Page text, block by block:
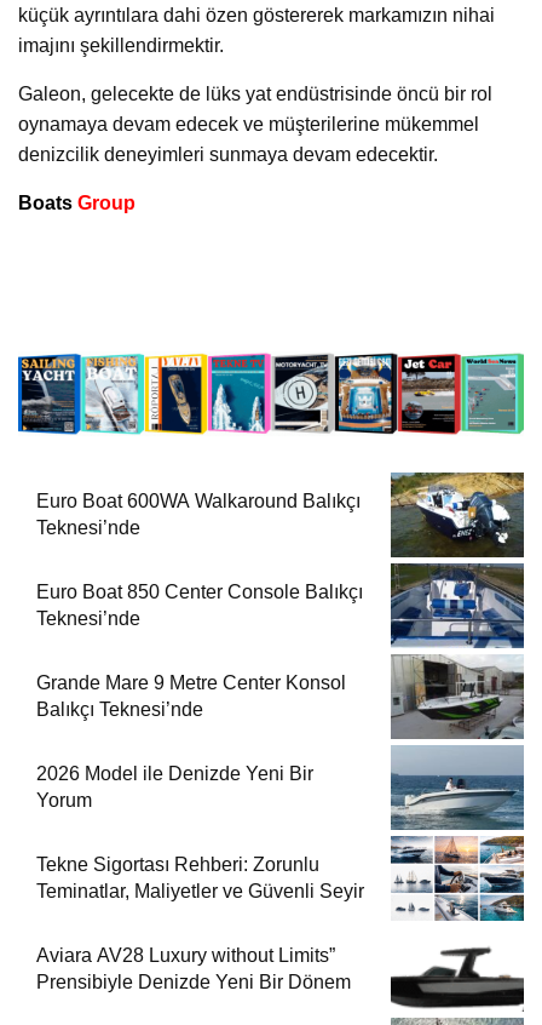
küçük ayrıntılara dahi özen göstererek markamızın nihai
imajını şekillendirmektir.
Galeon, gelecekte de lüks yat endüstrisinde öncü bir rol
oynamaya devam edecek ve müşterilerine mükemmel
denizcilik deneyimleri sunmaya devam edecektir.
Boats Group
Euro Boat 600WA Walkaround Balıkçı
Teknesi’nde
Euro Boat 850 Center Console Balıkçı
Teknesi’nde
Grande Mare 9 Metre Center Konsol
Balıkçı Teknesi’nde
2026 Model ile Denizde Yeni Bir
Yorum
Tekne Sigortası Rehberi: Zorunlu
Teminatlar, Maliyetler ve Güvenli Seyir
Aviara AV28 Luxury without Limits”
Prensibiyle Denizde Yeni Bir Dönem